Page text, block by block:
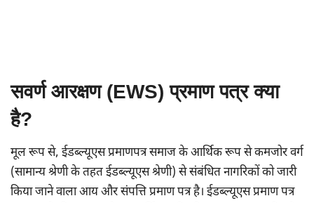
सवर्ण आरक्षण(EWS)प्रमाण पत्र क्या
है?
मूल रूप से, ईडब्ल्यूएस प्रमाणपत्र समाज के आर्थिक रूप से कमजोर वर्ग
(सामान्य श्रेणी के तहत ईडब्ल्यूएस श्रेणी) से संबंधित नागरिकों को जारी
किया जाने वाला आय और संपत्ति प्रमाण पत्र है। ईडब्ल्यूएस प्रमाण पत्र